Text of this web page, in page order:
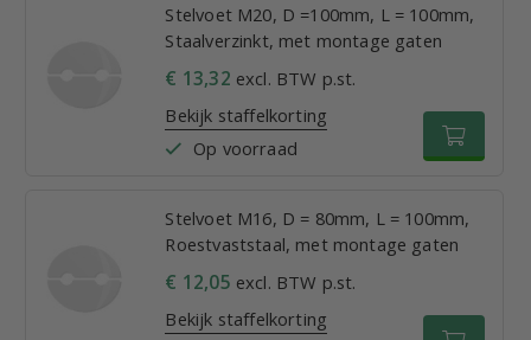
Stelvoet M20, D =100mm, L = 100mm,
Staalverzinkt, met montage gaten
€ 13,32 excl. BTW p.st.
Bekijk staffelkorting
Op voorraad
Stelvoet M16, D = 80mm, L = 100mm,
Roestvaststaal, met montage gaten
€ 12,05 excl. BTW p.st.
Bekijk staffelkorting